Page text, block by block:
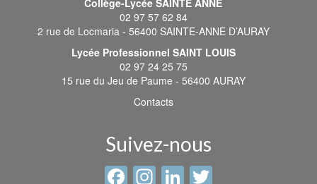
02 97 57 62 84
2 rue de Locmaria - 56400 SAINTE-ANNE D’AURAY
Lycée Professionnel SAINT LOUIS
02 97 24 25 75
15 rue du Jeu de Paume - 56400 AURAY
Contacts
Suivez-nous
Facebook
Instagram
LinkedIn